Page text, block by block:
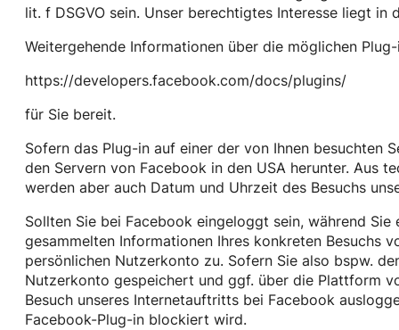
lit. f DSGVO sein. Unser berechtigtes Interesse liegt
Weitergehende Informationen über die möglichen
https://developers.facebook.com/docs/plugins/
für Sie bereit.
Sofern das Plug-in auf einer der von Ihnen besuchten
den Servern von Facebook in den USA herunter. Aus
werden aber auch Datum und Uhrzeit des Besuchs
Sollten Sie bei Facebook eingeloggt sein, während
gesammelten Informationen Ihres konkreten Besuchs
persönlichen Nutzerkonto zu. Sofern Sie also bspw.
Nutzerkonto gespeichert und ggf. über die Plattform
Besuch unseres Internetauftritts bei Facebook
Facebook-Plug-in blockiert wird.